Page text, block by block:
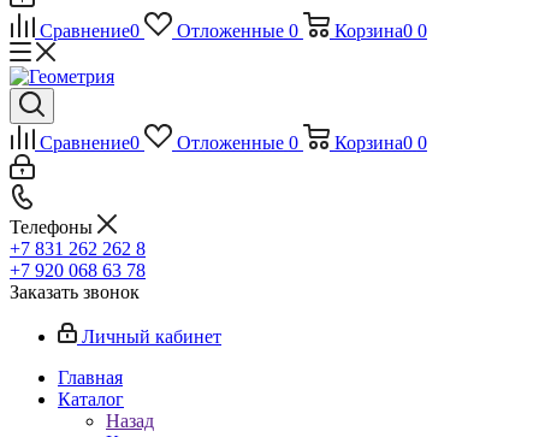
Сравнение0 Отложенные 0 Корзина0 0
Сравнение0 Отложенные 0 Корзина0 0
Телефоны
+7 831 262 262 8
+7 920 068 63 78
Заказать звонок
Личный кабинет
Главная
Каталог
Назад